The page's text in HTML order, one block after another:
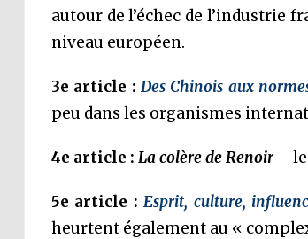
autour de l’échec de l’industrie
niveau européen.
3e article : Des Chinois aux
peu dans les organismes
4e article : La colère de Renoir– le
5e article :Esprit, culture,
heurtent également au «